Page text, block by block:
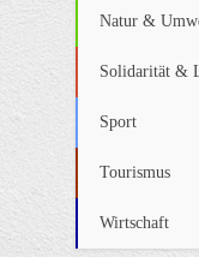
Natur &
Solidarität &
Sport
Tourismus
Wirtschaft